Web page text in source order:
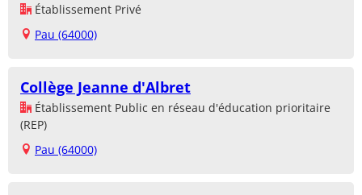
Établissement Privé
Pau (64000)
Collège Jeanne d'Albret
Établissement Public en réseau d'éducation prioritaire
(REP)
Pau (64000)